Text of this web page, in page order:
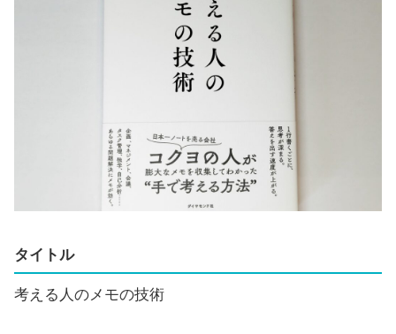
タイトル
考える人のメモの技術